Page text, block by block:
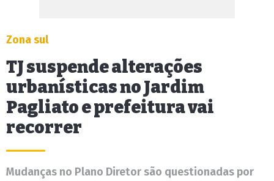
Zona sul
TJ suspende alterações
urbanísticas no Jardim
Pagliato e prefeitura vai
recorrer
Mudanças no Plano Diretor são questionadas por